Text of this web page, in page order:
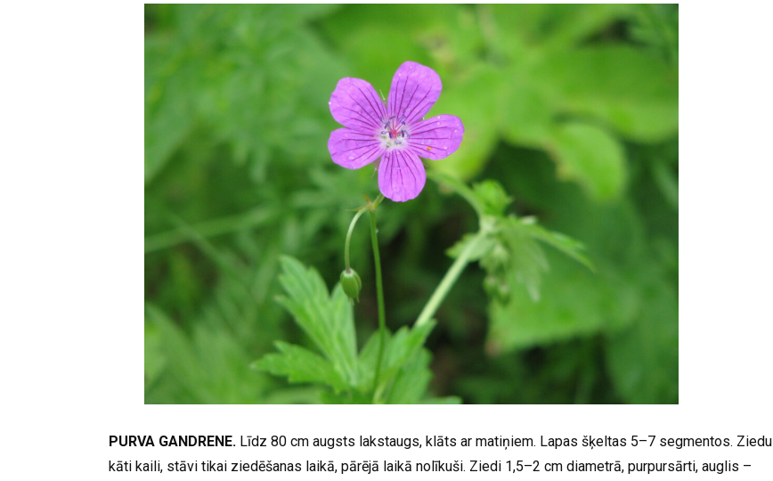
PURVA GANDRENE. Līdz 80 cm augsts lakstaugs, klāts ar matiņiem. Lapas šķeltas 5–7 segmentos. Ziedu
kāti kaili, stāvi tikai ziedēšanas laikā, pārējā laikā nolīkuši. Ziedi 1,5–2 cm diametrā, purpursārti, auglis –